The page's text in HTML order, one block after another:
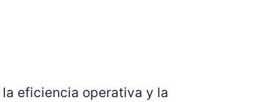
eficiencia operativa y la